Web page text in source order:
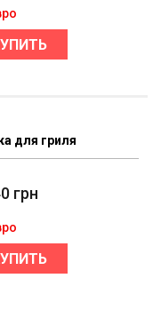
для гриля
грн